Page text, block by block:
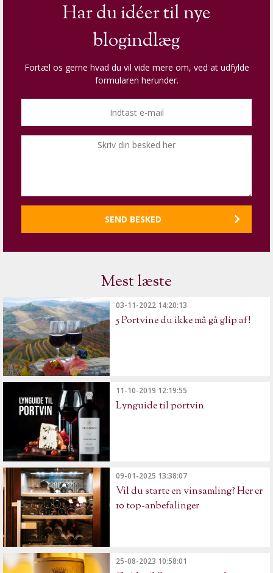
Har du idéer til nye
blogindlæg
Fortæl os gerne hvad du vil vide mere om, ved at udfylde
formularen herunder.
Mest læste
03-11-2022 14:20:13
5 Portvine du ikke må gå glip af!
11-10-2019 12:19:55
Lynguide til portvin
09-01-2025 13:38:07
Vil du starte en vinsamling? Her er
10 top-anbefalinger
25-08-2023 10:58:01